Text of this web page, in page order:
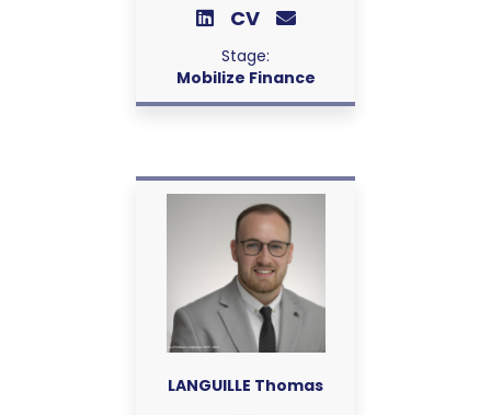
CV
Stage:
Mobilize Finance
LANGUILLE Thomas